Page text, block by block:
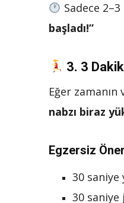
Sadece
başladı!”
3. 3
Eğer
nabzı biraz
Egzersiz
30 saniye
30